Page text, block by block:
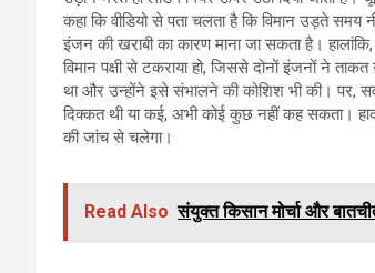
कहा कि वीडियो से पता चलता है कि विमान उड़ते समय
इंजन की खराबी का कारण माना जा सकता है।
विमान पक्षी से टकराया हो, जिससे दोनों इंजनों ने
था और उन्होंने इसे संभालने की कोशिश भी की। पर,
दिक्कत थी या कई, अभी कोई कुछ नहीं कह सकता।
की जांच से चलेगा।
Read Also संयुक्त किसान मोर्चा और